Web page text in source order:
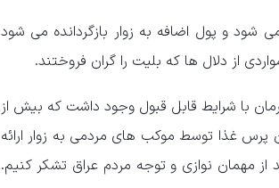
شود و پول اضافه به زوار بازگردانده می شود
از دلال ها که بلیت را گران فروختند.
۲۴۷ موکب مردمی از کشورمان با شرایط قابل قبول وجود داشت که بیش از
انفرادی را در ۲۰ روز فراهم کردند. ۱۰۶ میلیون پرس غذا توسط موکب های مردمی به زوار ارائه
از مهمان نوازی و توجه مردم عراق تشکر کنیم.